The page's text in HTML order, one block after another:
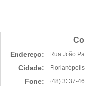
Endereço: Rua João
Cidade:
Fone: (48) 3337-